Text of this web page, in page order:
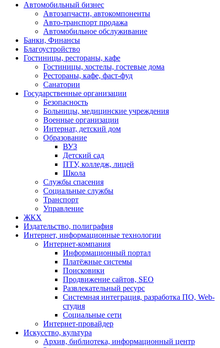
Автомобильный бизнес
Автозапчасти, автокомпоненты
Авто-транспорт продажа
Автомобильное обслуживание
Банки, Финансы
Благоустройство
Гостиницы, рестораны, кафе
Гостиницы, хостелы, гостевые дома
Рестораны, кафе, фаст-фуд
Санатории
Государственные организации
Безопасность
Больницы, медицинские учреждения
Военные организации
Интернат, детский дом
Образование
ВУЗ
Детский сад
ПТУ, колледж, лицей
Школа
Службы спасения
Социальные службы
Транспорт
Управление
ЖКХ
Издательство, полиграфия
Интернет, информационные технологии
Интернет-компания
Информационный портал
Платёжные системы
Поисковики
Продвижение сайтов, SEO
Развлекательный ресурс
Системная интеграция, разработка ПО, Web-
студия
Социальные сети
Интернет-провайдер
Искусство, культура
Архив, библиотека, информационный центр